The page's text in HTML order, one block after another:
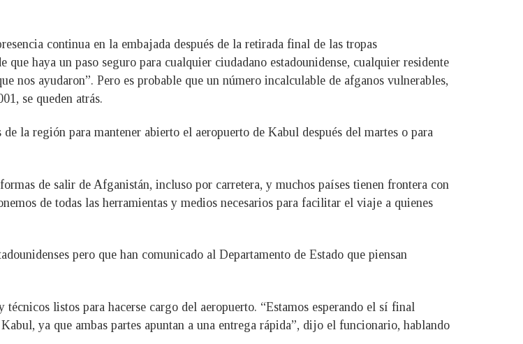
continua en la embajada después de la retirada final de las tropas
que haya un paso seguro para cualquier ciudadano estadounidense, cualquier residente
nos ayudaron”. Pero es probable que un número incalculable de afganos vulnerables,
se queden atrás.
la región para mantener abierto el aeropuerto de Kabul después del martes o para
de salir de Afganistán, incluso por carretera, y muchos países tienen frontera con
de todas las herramientas y medios necesarios para facilitar el viaje a quienes
pero que han comunicado al Departamento de Estado que piensan
listos para hacerse cargo del aeropuerto. “Estamos esperando el sí final
ya que ambas partes apuntan a una entrega rápida”, dijo el funcionario, hablando